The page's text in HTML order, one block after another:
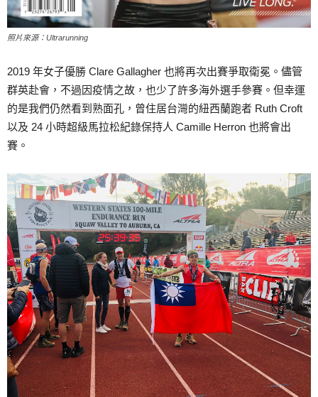
照片來源：Ultrarunning
2019 年女子優勝 Clare Gallagher 也將再次出賽爭取衛冕。儘管
群英赴會，不過因疫情之故，也少了許多海外選手參賽。但幸運
的是我們仍然看到熟面孔，曾住居台灣的紐西蘭跑者 Ruth Croft
以及 24 小時超級馬拉松紀錄保持人 Camille Herron 也將會出
賽。